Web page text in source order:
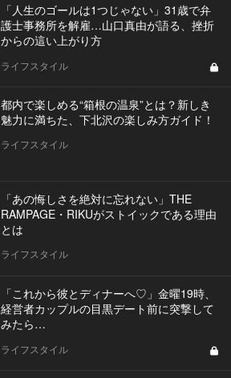
「人生のゴールは1つじゃない」31歳で弁
護士事務所を解雇…山口真由が語る、挫折
からの這い上がり方
ライフスタイル
都内で楽しめる“箱根の温泉”とは？新しき
魅力に満ちた、下北沢の楽しみ方ガイド！
ライフスタイル
「あの悔しさを絶対に忘れない」THE
RAMPAGE・RIKUがストイックである理由
とは
ライフスタイル
「これから彼とディナーへ♡」金曜19時、
経営者カップルの目黒デート前に突撃して
みたら…
ライフスタイル